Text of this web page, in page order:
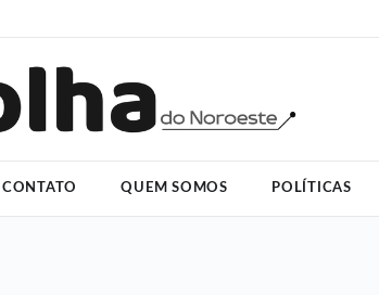
CONTATO QUEM SOMOS POLÍTICAS